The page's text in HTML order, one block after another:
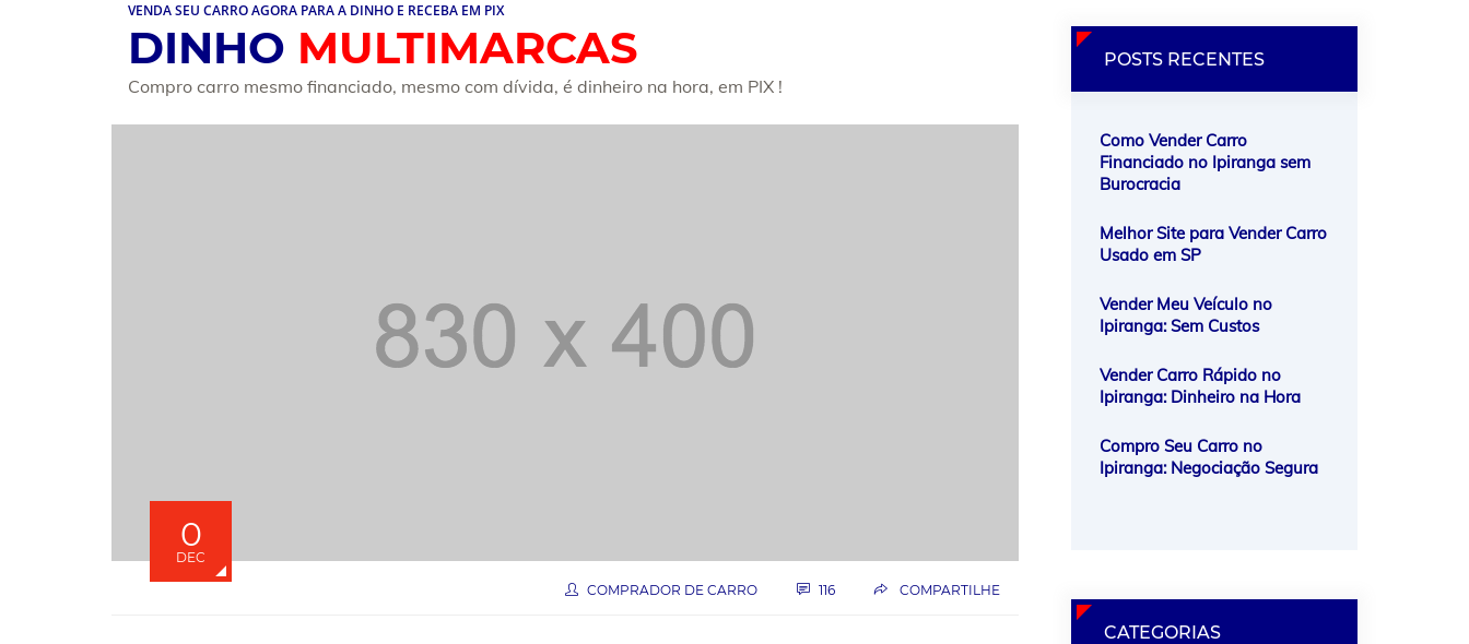
VENDA SEU CARRO AGORA PARA A DINHO E RECEBA EM PIX
DINHO MULTIMARCAS
Compro carro mesmo financiado, mesmo com dívida, é dinheiro na hora, em PIX !
0
DEC
COMPRADOR DE CARRO
116 COMPARTILHE
POSTS RECENTES
Como Vender Carro
Financiado no Ipiranga sem
Burocracia
Melhor Site para Vender Carro
Usado em SP
Vender Meu Veículo no
Ipiranga: Sem Custos
Vender Carro Rápido no
Ipiranga: Dinheiro na Hora
Compro Seu Carro no
Ipiranga: Negociação Segura
CATEGORIAS